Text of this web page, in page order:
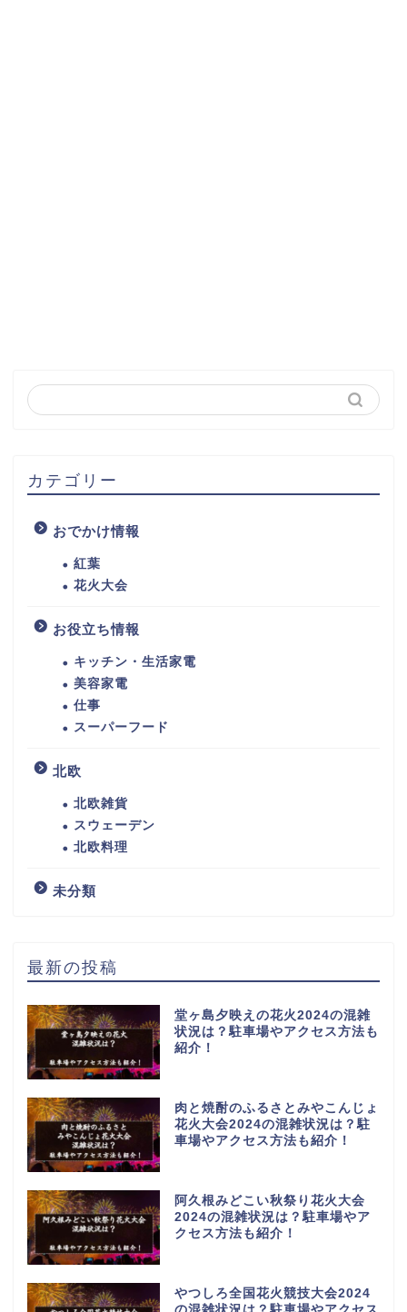
カテゴリー
おでかけ情報
紅葉
花火大会
お役立ち情報
キッチン・生活家電
美容家電
仕事
スーパーフード
北欧
北欧雑貨
スウェーデン
北欧料理
未分類
最新の投稿
堂ヶ島夕映えの花火2024の混雑
状況は？駐車場やアクセス方法も
紹介！
肉と焼酎のふるさとみやこんじょ
花火大会2024の混雑状況は？駐
車場やアクセス方法も紹介！
阿久根みどこい秋祭り花火大会
2024の混雑状況は？駐車場やア
クセス方法も紹介！
やつしろ全国花火競技大会2024